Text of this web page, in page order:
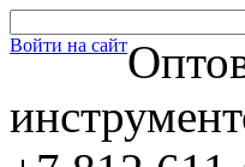
Войти на сайт